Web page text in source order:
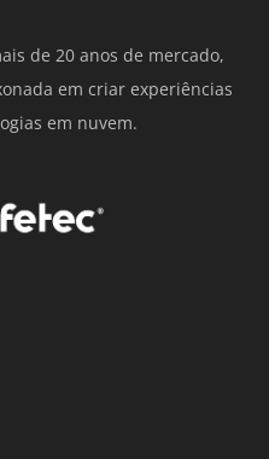
de 20 anos de mercado,
em criar experiências
em nuvem.